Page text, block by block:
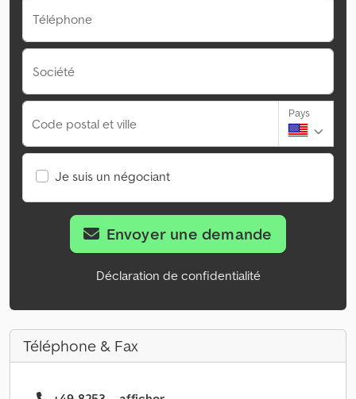
Téléphone
Société
Code postal et ville
Pays
Je suis un négociant
Envoyer une demande
Déclaration de confidentialité
Téléphone & Fax